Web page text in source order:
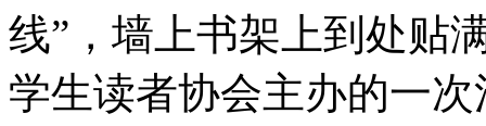
线”，墙上书架上到处贴
学生读者协会主办的一